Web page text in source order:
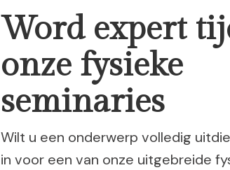
Word expert
onze fysieke
seminaries
Wilt u een onderwerp volledig
in voor een van onze uitgebreide